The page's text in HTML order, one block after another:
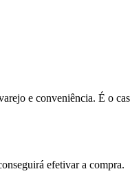
e conveniência. É o
efetivar a compra.